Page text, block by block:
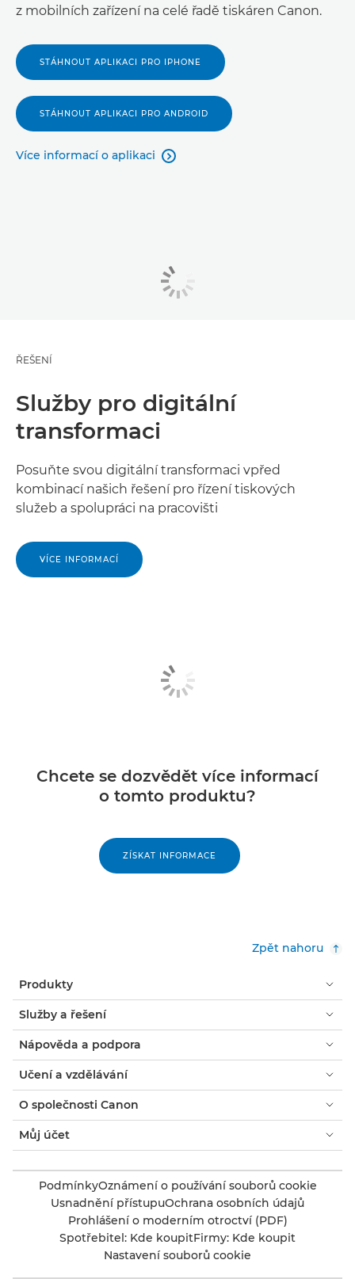
z mobilních zařízení na celé řadě tiskáren Canon.
STÁHNOUT APLIKACI PRO IPHONE
STÁHNOUT APLIKACI PRO ANDROID
Více informací o aplikaci 
ŘEŠENÍ
Služby pro digitální
transformaci
Posuňte svou digitální transformaci vpřed
kombinací našich řešení pro řízení tiskových
služeb a spolupráci na pracovišti
VÍCE INFORMACÍ
Chcete se dozvědět více informací
o tomto produktu?
ZÍSKAT INFORMACE
Zpět nahoru
Produkty
Služby a řešení
Nápověda a podpora
Učení a vzdělávání
O společnosti Canon
Můj účet
PodmínkyOznámení o používání souborů cookie
Usnadnění přístupuOchrana osobních údajů
Prohlášení o moderním otroctví (PDF)
Spotřebitel: Kde koupitFirmy: Kde koupit
Nastavení souborů cookie